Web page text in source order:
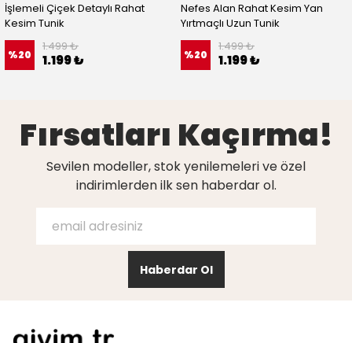
İşlemeli Çiçek Detaylı Rahat
Kesim Tunik
%20
1.499 ₺
1.199 ₺
Nefes Alan Rahat Kesim Yan
Yırtmaçlı Uzun Tunik
%20
1.499 ₺
1.199 ₺
Fırsatları Kaçırma!
Sevilen modeller, stok yenilemeleri ve özel
indirimlerden ilk sen haberdar ol.
Haberdar Ol